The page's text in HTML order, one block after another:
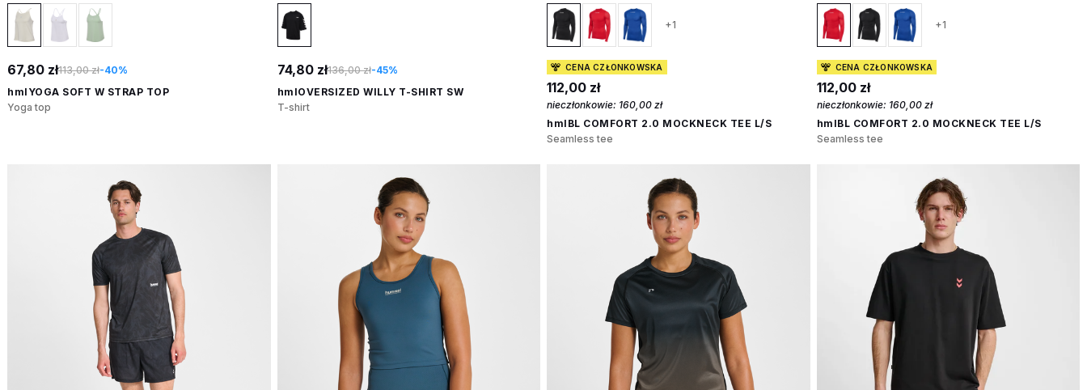
67,80 zł113,00 zł-40%
hmlYOGA SOFT W STRAP TOP
Yoga top
74,80 zł136,00 zł-45%
hmlOVERSIZED WILLY T-SHIRT SW
T-shirt
+1
CENA CZŁONKOWSKA
112,00 zł
nieczłonkowie: 160,00 zł
hmlBL COMFORT 2.0 MOCKNECK TEE L/S
Seamless tee
+1
CENA CZŁONKOWSKA
112,00 zł
nieczłonkowie: 160,00 zł
hmlBL COMFORT 2.0 MOCKNECK TEE L/S
Seamless tee